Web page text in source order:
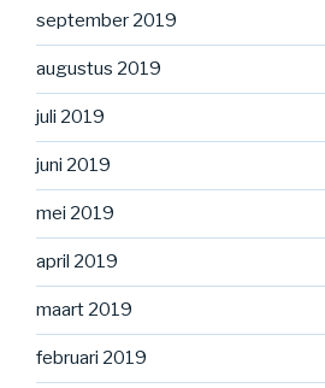
september 2019
augustus 2019
juli 2019
juni 2019
mei 2019
april 2019
maart 2019
februari 2019